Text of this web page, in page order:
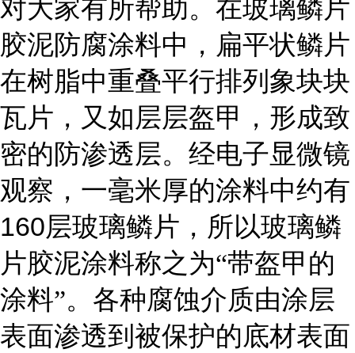
对大家有所帮助。在玻璃鳞片
胶泥防腐涂料中，扁平状鳞片
在树脂中重叠平行排列象块块
瓦片，又如层层盔甲，形成致
密的防渗透层。经电子显微镜
观察，一毫米厚的涂料中约有
160层玻璃鳞片，所以玻璃鳞
片胶泥涂料称之为“带盔甲的
涂料”。各种腐蚀介质由涂层
表面渗透到被保护的底材表面